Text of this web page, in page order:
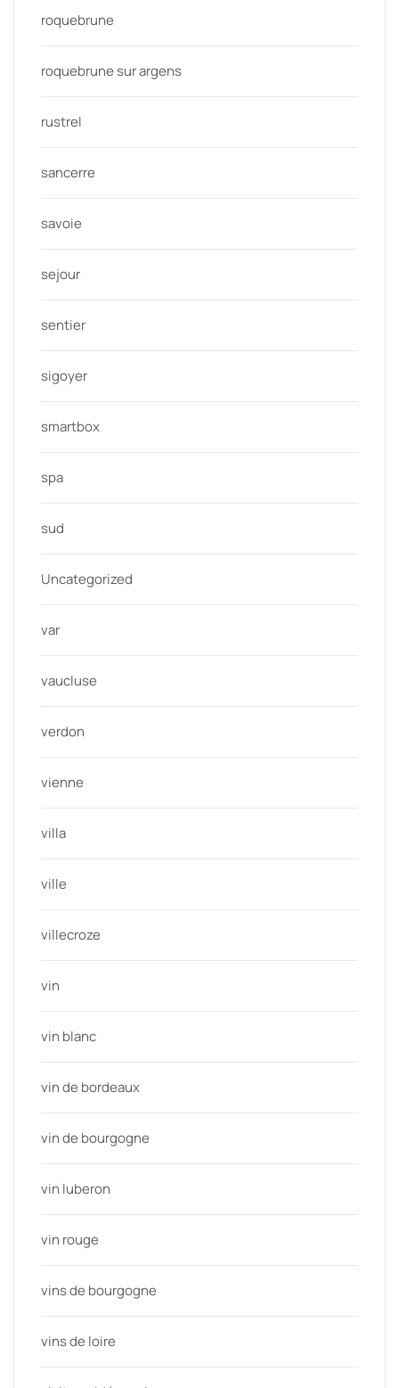
roquebrune
roquebrune sur argens
rustrel
sancerre
savoie
sejour
sentier
sigoyer
smartbox
spa
sud
Uncategorized
var
vaucluse
verdon
vienne
villa
ville
villecroze
vin
vin blanc
vin de bordeaux
vin de bourgogne
vin luberon
vin rouge
vins de bourgogne
vins de loire